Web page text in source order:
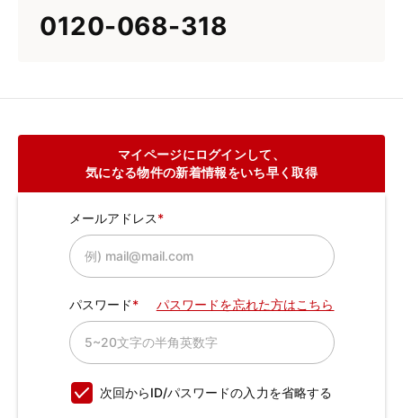
0120-068-318
マイページにログインして、
気になる物件の新着情報をいち早く取得
メールアドレス
パスワード パスワードを忘れた方はこちら
次回からID/パスワードの入力を省略する